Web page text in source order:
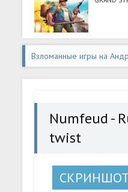
Взломанные игры на
Numfeud - Rummy with a
Numfeud -
twist